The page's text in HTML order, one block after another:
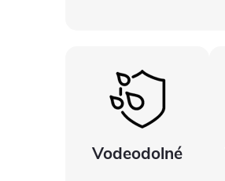
Vodeodolné